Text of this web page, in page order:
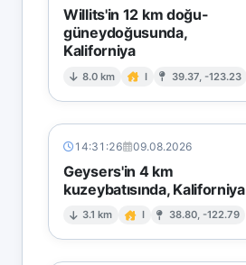
Willits'in 12 km doğu-
güneydoğusunda,
Kaliforniya
8.0 km I 39.37, -123.23
14:31:26 09.08.2026
Geysers'in 4 km
kuzeybatısında, Kaliforniya
3.1 km I 38.80, -122.79